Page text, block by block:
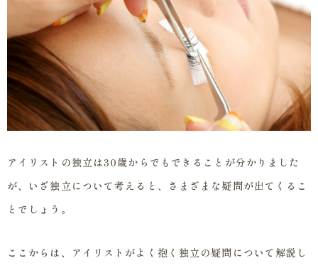
アイリストの独立は30歳からでもできることが分かりました
が、いざ独立について考えると、さまざまな疑問が出てくるこ
とでしょう。
ここからは、アイリストがよく抱く独立の疑問について解説し